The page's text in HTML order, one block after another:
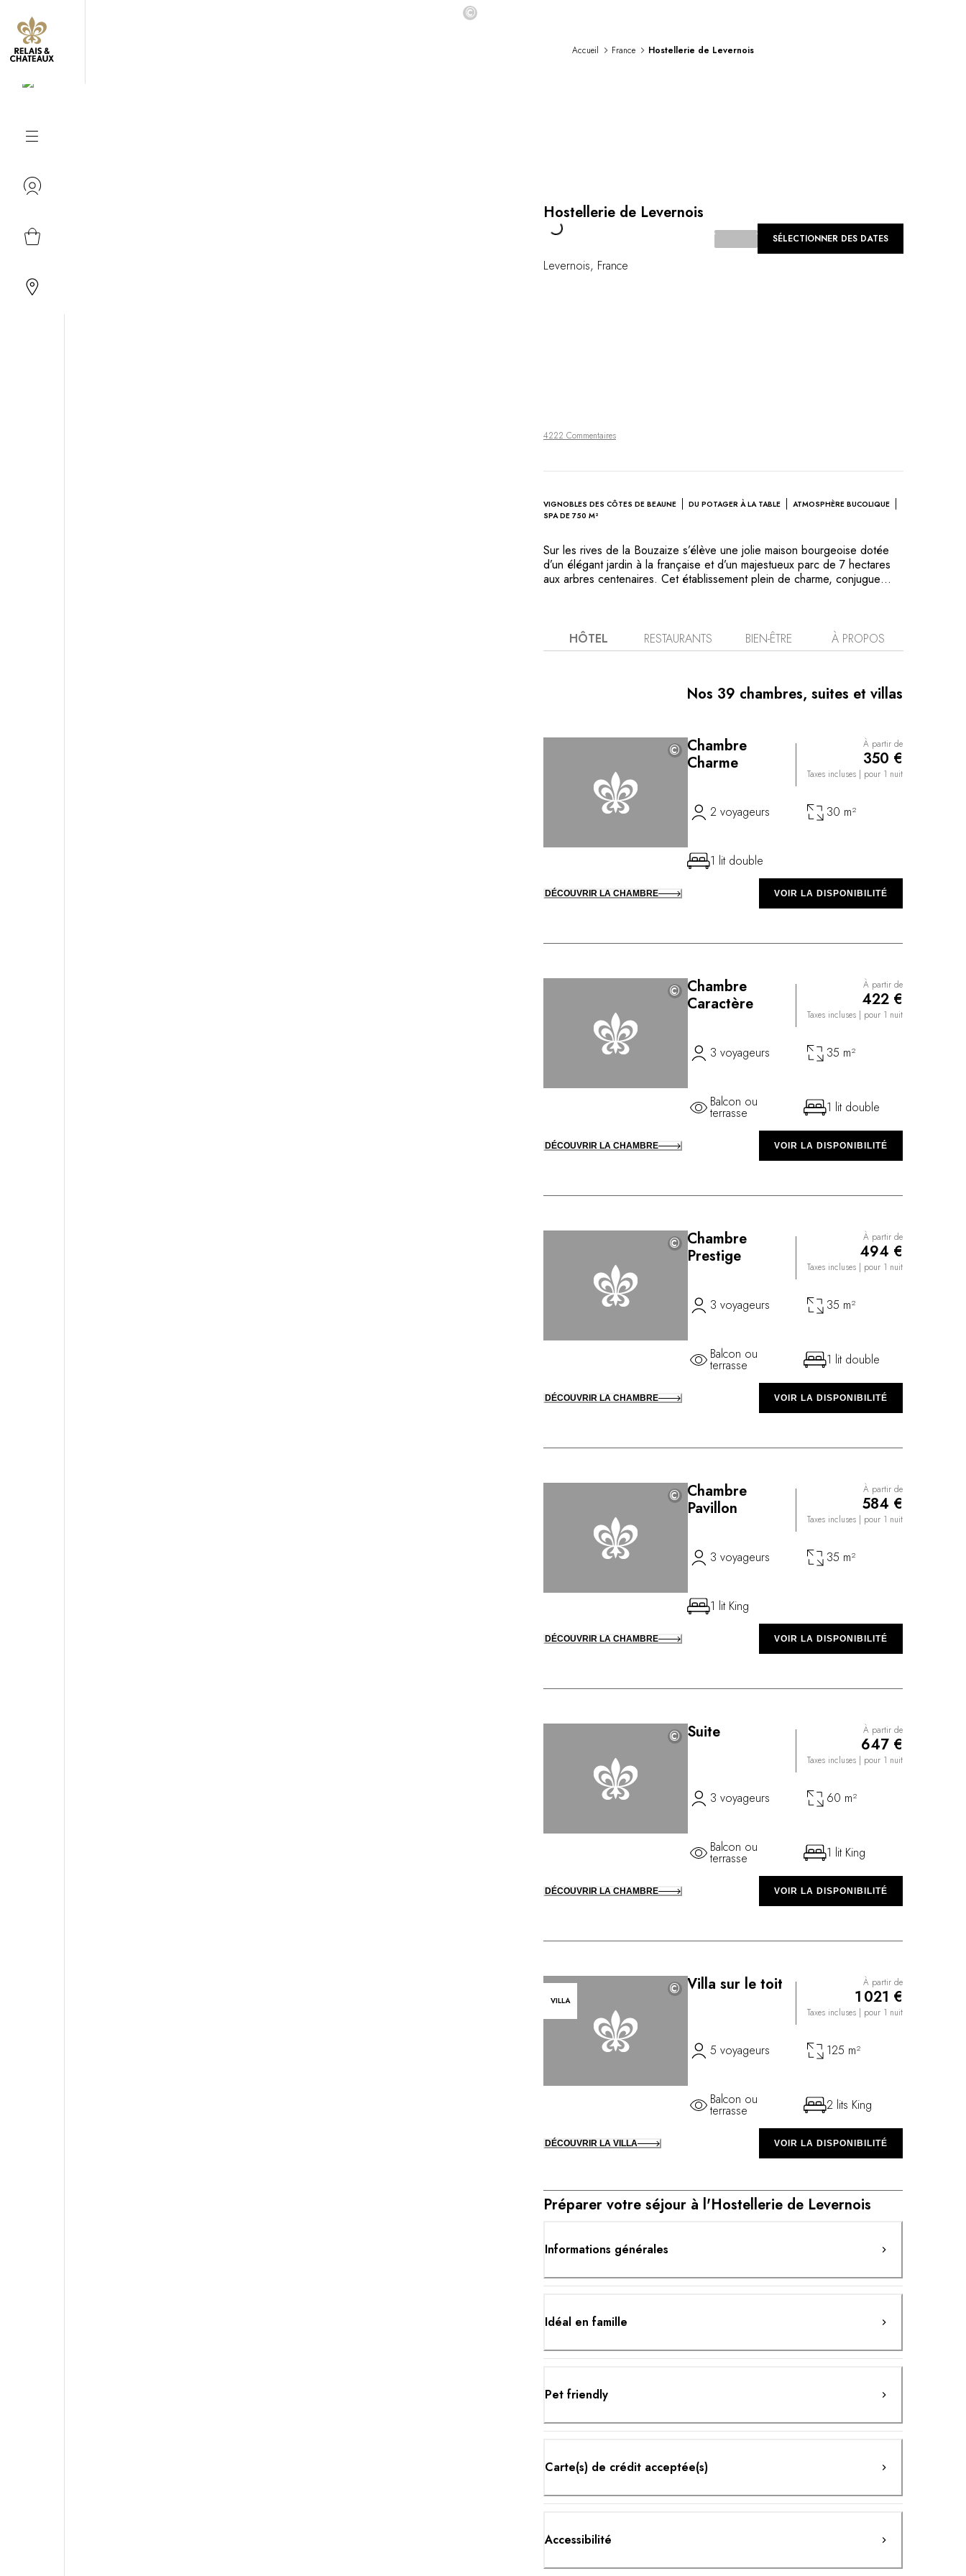
©
Accueil France Hostellerie de Levernois
Hostellerie de Levernois
Loading...
Levernois, France
SÉLECTIONNER DES DATES
4222 Commentaires
VIGNOBLES DES CÔTES DE BEAUNE DU POTAGER À LA TABLE
ATMOSPHÈRE BUCOLIQUE
SPA DE 750 M²
Sur les rives de la Bouzaize s’élève une jolie maison bourgeoise dotée
d’un élégant jardin à la française et d’un majestueux parc de 7 hectares
aux arbres centenaires. Cet établissement plein de charme, conjugue
composer la carte simple et délicieuse du Bistrot du Bord de l’Eau, situé
dans les anciennes cuisines datant de 1750. Enfin, la cave propose un
HÔTEL RESTAURANTS BIEN-ÊTRE À PROPOS
Préparer votre séjour à l'Hostellerie de Levernois
Informations générales
Idéal en famille
Pet friendly
Carte(s) de crédit acceptée(s)
Accessibilité
Nos 39 chambres, suites et villas
© Chambre
Charme
À partir de
350 €
Taxes incluses | pour 1 nuit
2 voyageurs 30 m²
1 lit double
DÉCOUVRIR LA CHAMBRE VOIR LA DISPONIBILITÉ
© Chambre
Caractère
À partir de
422 €
Taxes incluses | pour 1 nuit
3 voyageurs 35 m²
Balcon ou
terrasse 1 lit double
DÉCOUVRIR LA CHAMBRE VOIR LA DISPONIBILITÉ
© Chambre
Prestige
À partir de
494 €
Taxes incluses | pour 1 nuit
3 voyageurs 35 m²
Balcon ou
terrasse 1 lit double
DÉCOUVRIR LA CHAMBRE VOIR LA DISPONIBILITÉ
© Chambre
Pavillon
À partir de
584 €
Taxes incluses | pour 1 nuit
3 voyageurs 35 m²
1 lit King
DÉCOUVRIR LA CHAMBRE VOIR LA DISPONIBILITÉ
© Suite À partir de
647 €
Taxes incluses | pour 1 nuit
3 voyageurs 60 m²
Balcon ou
terrasse 1 lit King
DÉCOUVRIR LA CHAMBRE VOIR LA DISPONIBILITÉ
VILLA
© Villa sur le toit À partir de
1 021 €
Taxes incluses | pour 1 nuit
5 voyageurs 125 m²
Balcon ou
terrasse 2 lits King
DÉCOUVRIR LA VILLA VOIR LA DISPONIBILITÉ